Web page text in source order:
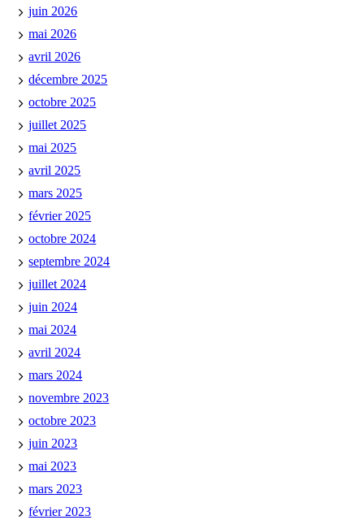
juin 2026
mai 2026
avril 2026
décembre 2025
octobre 2025
juillet 2025
mai 2025
avril 2025
mars 2025
février 2025
octobre 2024
septembre 2024
juillet 2024
juin 2024
mai 2024
avril 2024
mars 2024
novembre 2023
octobre 2023
juin 2023
mai 2023
mars 2023
février 2023